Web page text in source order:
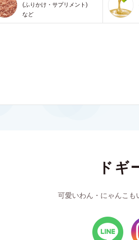
(ふりかけ・サプリメント)
など
ドギ
可愛いわん・にゃんこも